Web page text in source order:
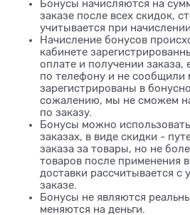
Бонусы начисляются на
заказе после всех скидок,
учитывается при
Начисление бонусов
кабинете
оплате и получении заказа,
по телефону и не сообщили
зарегистрированы в
сожалению, мы не сможем
по заказу.
Бонусы можно
заказах, в виде скидки -
заказа за товары, но не
товаров после применения
доставки рассчитывается с
заказе.
Бонусы не являются
меняются на деньги.